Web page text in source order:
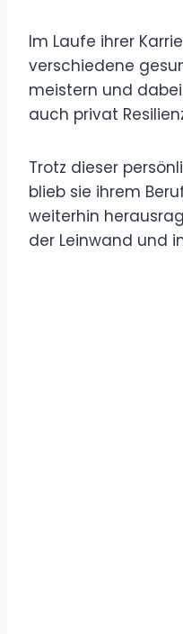
Im Laufe ihrer
verschiedene
meistern und
auch privat
Trotz dieser
blieb sie ihrem
weiterhin
der Leinwand und